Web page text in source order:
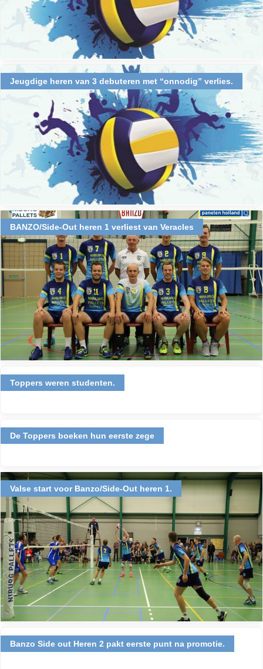
Jeugdige heren van 3 debuteren met “onnodig” verlies.
BANZO/Side-Out heren 1 verliest van Veracles
Toppers weren studenten.
De Toppers boeken hun eerste zege
Valse start voor Banzo/Side-Out heren 1.
Banzo Side out Heren 2 pakt eerste punt na promotie.